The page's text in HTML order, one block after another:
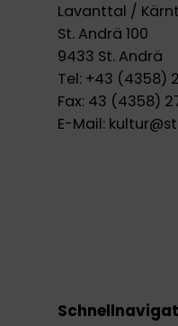
Lavanttal /
St. Andrä 100
9433 St. Andrä
Tel: +43 (4358)
Fax: 43 (4358)
E-Mail: